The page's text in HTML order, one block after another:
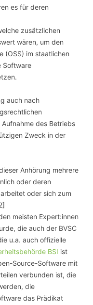
es für deren
zusätzlichen
wären, um den
(OSS) im staatlichen
Software
auch nach
des Betriebs
Zweck in der
Anhörung mehrere
oder deren
oder sich zum
meisten Expert:innen
die auch der BVSC
u.a. auch offizielle
BSI ist
Source-Software mit
verbunden ist, die
die
das Prädikat